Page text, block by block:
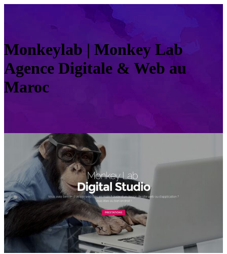
Monkeylab | Monkey Lab
Agence Digitale & Web au
Maroc